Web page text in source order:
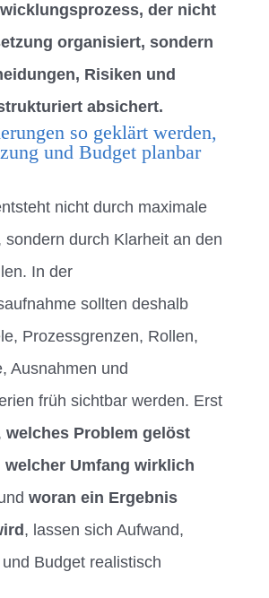
der nicht
organisiert, sondern
Risiken und
absichert.
so geklärt werden,
und Budget planbar
nicht durch maximale
sondern durch Klarheit an den
In der
sollten deshalb
Prozessgrenzen, Rollen,
Ausnahmen und
früh sichtbar werden. Erst
welches Problem gelöst
welcher Umfang wirklich
woran ein Ergebnis
, lassen sich Aufwand,
Budget realistisch